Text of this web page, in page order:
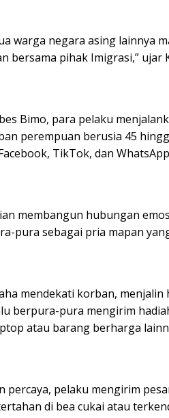
warga negara asing lainnya
bersama pihak Imigrasi,” ujar
Bimo, para pelaku
perempuan berusia 45
TikTok, dan
membangun hubungan
pura sebagai pria mapan
mendekati korban,
berpura-pura mengirim
atau barang berharga
percaya, pelaku mengirim
di bea cukai atau